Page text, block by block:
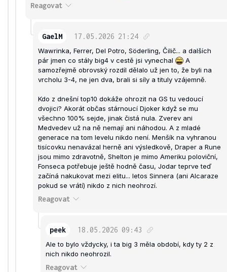
Reagovat
GaelM 17.05.2026 21:24
Wawrinka, Ferrer, Del Potro, Söderling, Čilič... a dalších
pár jmen co stály big4 v cestě jsi vynechal
A
samozřejmě obrovský rozdíl dělalo už jen to, že byli na
vrcholu 3-4, ne jen dva, brali si síly a tituly vzájemně.
Kdo z dnešní top10 dokáže ohrozit na GS tu vedoucí
dvojici? Akorát občas stárnoucí Djoker když se mu
všechno 100% sejde, jinak čistá nula. Zverev ani
Medvedev už na ně nemají ani náhodou. A z mladé
generace na tom levelu nikdo není. Menšík na vyhranou
tisícovku nenavázal herně ani výsledkově, Draper a Rune
jsou mimo zdravotně, Shelton je mimo Ameriku poloviční,
Fonseca potřebuje ještě hodně času, Jodar teprve teď
začíná nakukovat mezi elitu... letos Sinnera (ani Alcaraze
pokud se vrátí) nikdo z nich neohrozí.
Reagovat
peek 18.05.2026 09:43
Ale to bylo vždycky, i ta big 3 měla období, kdy ty 2 z
nich nikdo neohrozil.
Reagovat